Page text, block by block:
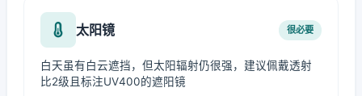
太阳镜 很必要
白天虽有白云遮挡，但太阳辐射仍很强，建议佩戴透射
比2级且标注UV400的遮阳镜